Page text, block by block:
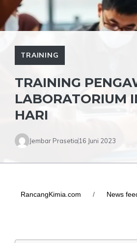
TRAINING
TRAINING
LABORATORIUM
HARI
Jembar Prasetia 16 Juni 2023
RancangKimia.com / News